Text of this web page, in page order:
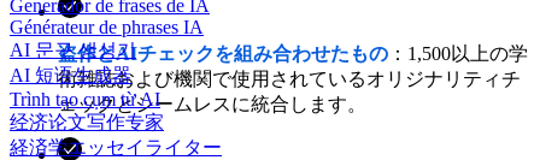
Generador de frases de IA
Générateur de phrases IA
AI 문구 생성기
AI 短语生成器
Trình tạo cụm từ AI
经济论文写作专家
経済学エッセイライター
盗作とAIチェックを組み合わせたもの ：1,500以上の学
術雑誌および機関で使用されているオリジナリティチ
ェックとシームレスに統合します。